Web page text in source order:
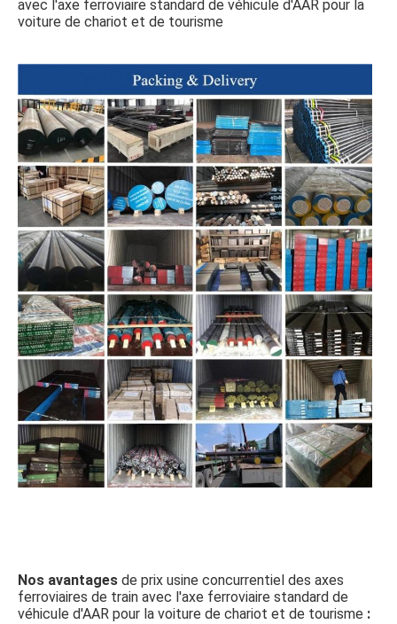
avec l'axe ferroviaire standard de véhicule d'AAR pour la
voiture de chariot et de tourisme
Nos avantages de prix usine concurrentiel des axes
ferroviaires de train avec l'axe ferroviaire standard de
véhicule d'AAR pour la voiture de chariot et de tourisme :